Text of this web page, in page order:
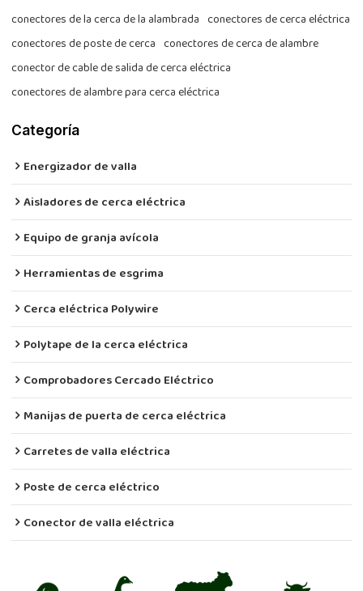
conectores de la cerca de la alambrada conectores de cerca eléctrica
conectores de poste de cerca conectores de cerca de alambre
conector de cable de salida de cerca eléctrica
conectores de alambre para cerca eléctrica
Categoría
Energizador de valla
Aisladores de cerca eléctrica
Equipo de granja avícola
Herramientas de esgrima
Cerca eléctrica Polywire
Polytape de la cerca eléctrica
Comprobadores Cercado Eléctrico
Manijas de puerta de cerca eléctrica
Carretes de valla eléctrica
Poste de cerca eléctrico
Conector de valla eléctrica